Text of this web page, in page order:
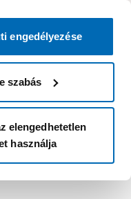
engedélyezése
szabás
elengedhetetlen
használja
Belépés Listáim